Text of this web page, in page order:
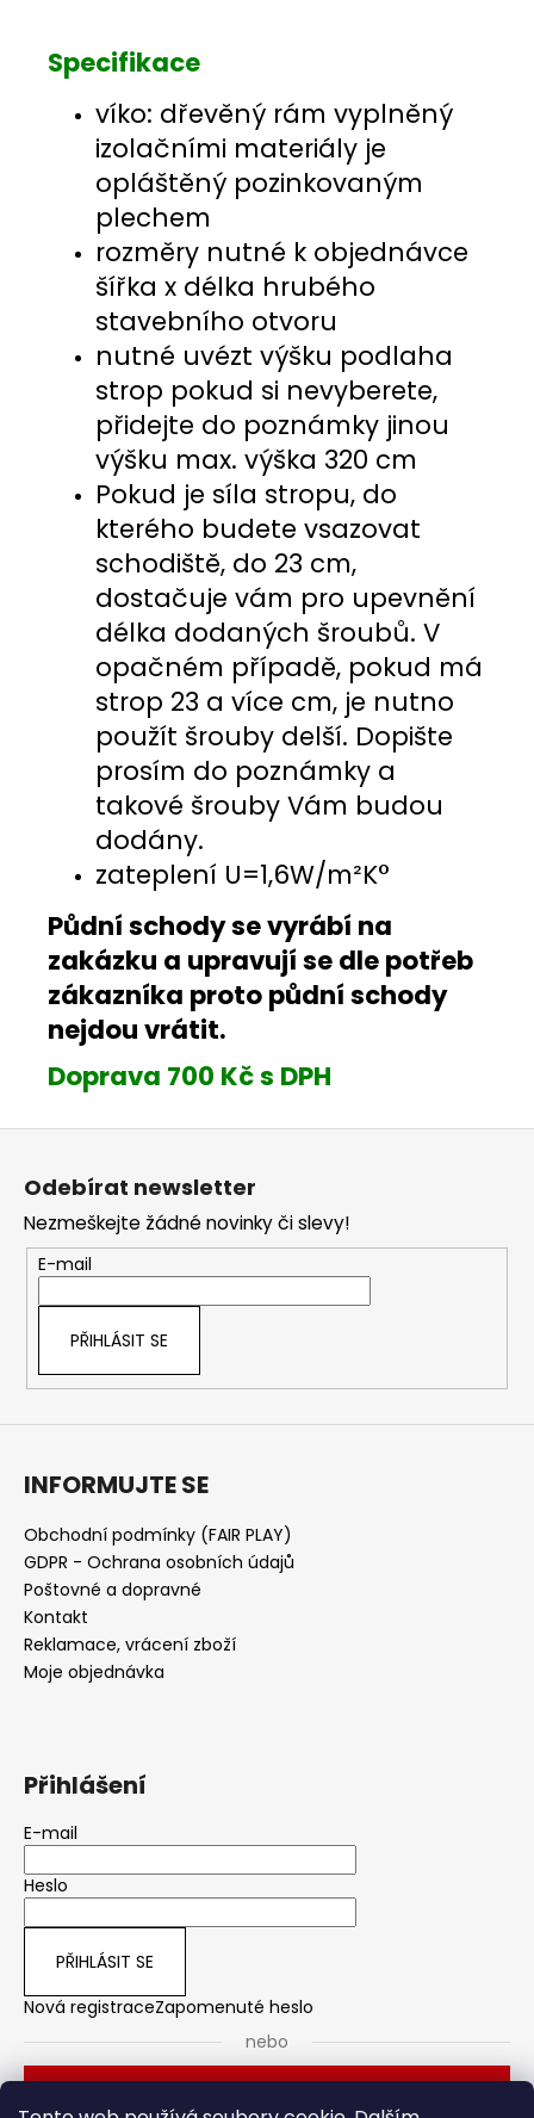
Specifikace
víko: dřevěný rám vyplněný
izolačními materiály je
opláštěný pozinkovaným
plechem
rozměry nutné k objednávce
šířka x délka hrubého
stavebního otvoru
nutné uvézt výšku podlaha
strop pokud si nevyberete,
přidejte do poznámky jinou
výšku max. výška 320 cm
Pokud je síla stropu, do
kterého budete vsazovat
schodiště, do 23 cm,
dostačuje vám pro upevnění
délka dodaných šroubů. V
opačném případě, pokud má
strop 23 a více cm, je nutno
použít šrouby delší. Dopište
prosím do poznámky a
takové šrouby Vám budou
dodány.
zateplení U=1,6W/m²K°
Půdní schody se vyrábí na
zakázku a upravují se dle potřeb
zákazníka proto půdní schody
nejdou vrátit.
Doprava 700 Kč s DPH
Z
Odebírat newsletter
Nezmeškejte žádné novinky či slevy!
E-mail
PŘIHLÁSIT SE
INFORMUJTE SE
Obchodní podmínky (FAIR PLAY)
GDPR - Ochrana osobních údajů
Poštovné a dopravné
Kontakt
Reklamace, vrácení zboží
Moje objednávka
Přihlášení
E-mail
Heslo
PŘIHLÁSIT SE
Nová registraceZapomenuté heslo
nebo